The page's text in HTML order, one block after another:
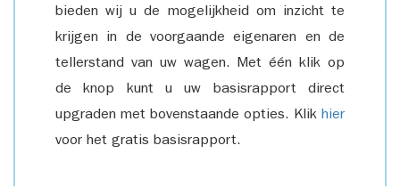
bieden wij u de mogelijkheid om inzicht te
krijgen in de voorgaande eigenaren en de
tellerstand van uw wagen. Met één klik op
de knop kunt u uw basisrapport direct
upgraden met bovenstaande opties. Klik hier
voor het gratis basisrapport.